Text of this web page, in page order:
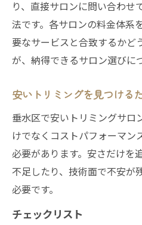
り、直接サロンに問い合わせ
法です。各サロンの料金体系
要なサービスと合致するかど
が、納得できるサロン選びに
安いトリミングを見つける
垂水区で安いトリミングサロ
けでなくコストパフォーマン
必要があります。安さだけを
不足したり、技術面で不安が
必要です。
チェックリスト